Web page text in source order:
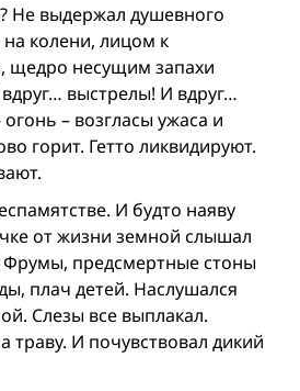
Не выдержал душевного
колени, лицом к
щедро несущим запахи
выстрелы! И вдруг…
– возгласы ужаса и
горит. Гетто ликвидируют.
И будто наяву
от жизни земной слышал
предсмертные стоны
плач детей. Наслушался
Слезы все выплакал.
траву. И почувствовал дикий